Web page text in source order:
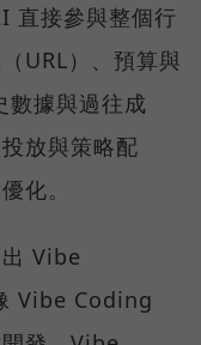
直接參與整個行
URL）、預算與
數據與過往成
放與策略配
化。
Vibe
Vibe Coding